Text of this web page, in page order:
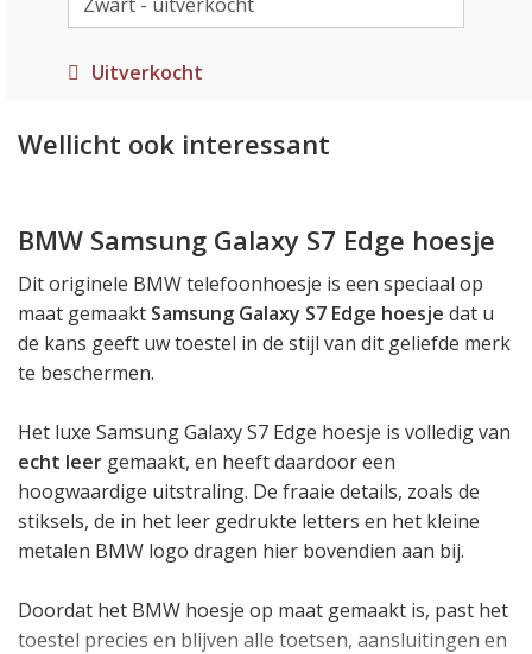
Uitverkocht
Wellicht ook interessant
BMW Samsung Galaxy S7 Edge hoesje
Dit originele BMW telefoonhoesje is een speciaal op
maat gemaakt Samsung Galaxy S7 Edge hoesje dat u
de kans geeft uw toestel in de stijl van dit geliefde merk
te beschermen.
Het luxe Samsung Galaxy S7 Edge hoesje is volledig van
echt leer gemaakt, en heeft daardoor een
hoogwaardige uitstraling. De fraaie details, zoals de
stiksels, de in het leer gedrukte letters en het kleine
metalen BMW logo dragen hier bovendien aan bij.
Doordat het BMW hoesje op maat gemaakt is, past het
toestel precies en blijven alle toetsen, aansluitingen en